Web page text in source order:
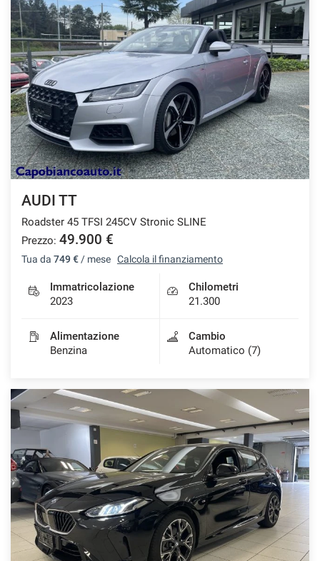
AUDI TT
Roadster 45 TFSI 245CV Stronic SLINE
Prezzo: 49.900 €
Tua da 749 € / mese Calcola il finanziamento
Immatricolazione
2023
Chilometri
21.300
Alimentazione
Benzina
Cambio
Automatico (7)